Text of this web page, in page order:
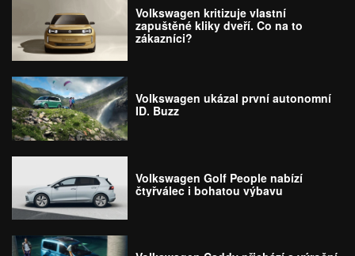
Volkswagen kritizuje vlastní
zapuštěné kliky dveří. Co na to
zákazníci?
Volkswagen ukázal první autonomní
ID. Buzz
Volkswagen Golf People nabízí
čtyřválec i bohatou výbavu